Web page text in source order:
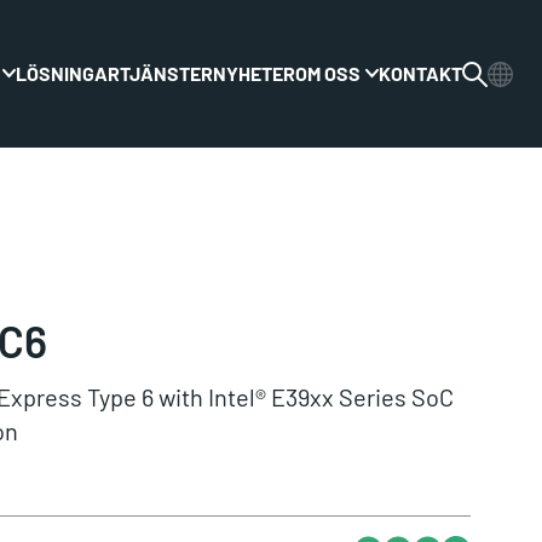
Växla rullgardinsmenyn
LÖSNINGARTJÄNSTERNYHETEROM OSS Växla
KONTAKT
Type 6 with Intel® E39xx Series SoC